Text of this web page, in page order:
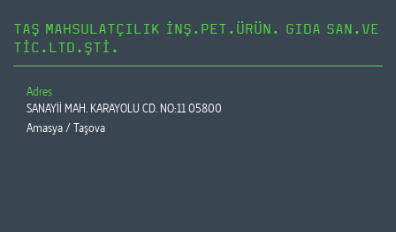
TAŞ MAHSULATÇILIK İNŞ.PET.ÜRÜN. GIDA SAN.VE
TİC.LTD.ŞTİ.
Adres
SANAYİİ MAH. KARAYOLU CD. NO:11 05800
Amasya / Taşova